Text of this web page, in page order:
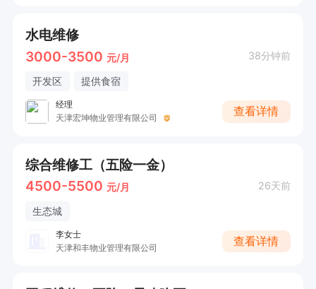
水电维修
3000-3500 元/月 38分钟前
开发区 提供食宿
经理
天津宏坤物业管理有限公司
查看详情
综合维修工（五险一金）
4500-5500 元/月 26天前
生态城
李女士
天津和丰物业管理有限公司
查看详情